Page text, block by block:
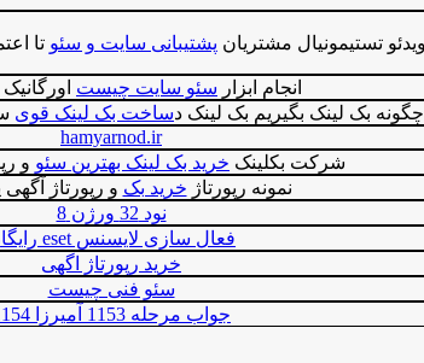
تستیمونیال مشتریان پشتیبانی سایت و سئو تا
انجام ابزار سئو سایت چیست
چگونه بک لینک بگیریم بک لینک دساخت بک لینک قوی
hamyarnod.ir
شرکت بکلینک خرید بک لینک بهترین سئو و
نمونه رپورتاژ خرید بک و رپورتاژ
نود 32 ورژن 8
فعال سازی لایسنس eset رایگان
خرید رپورتاژ اگهی
سئو فنی چیست
جواب مرحله 1153 آمیرزا 1154